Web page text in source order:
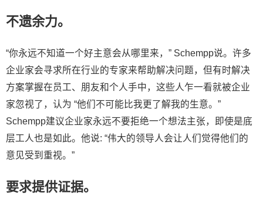
不遗余力。
“你永远不知道一个好主意会从哪里来，” Schempp说。许多
企业家会寻求所在行业的专家来帮助解决问题，但有时解决
方案掌握在员工、朋友和个人手中，这些人乍一看就被企业
家忽视了，认为 “他们不可能比我更了解我的生意。”
Schempp建议企业家永远不要拒绝一个想法主张，即使是底
层工人也是如此。他说: “伟大的领导人会让人们觉得他们的
意见受到重视。”
要求提供证据。